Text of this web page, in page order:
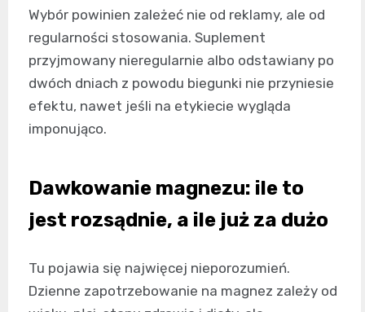
Wybór powinien zależeć nie od reklamy, ale od
regularności stosowania. Suplement
przyjmowany nieregularnie albo odstawiany po
dwóch dniach z powodu biegunki nie przyniesie
efektu, nawet jeśli na etykiecie wygląda
imponująco.
Dawkowanie magnezu: ile to
jest rozsądnie, a ile już za dużo
Tu pojawia się najwięcej nieporozumień.
Dzienne zapotrzebowanie na magnez zależy od